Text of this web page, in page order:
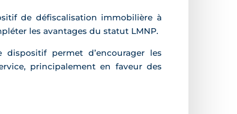
de défiscalisation immobilière à
les avantages du statut LMNP.
permet d’encourager les
principalement en faveur des